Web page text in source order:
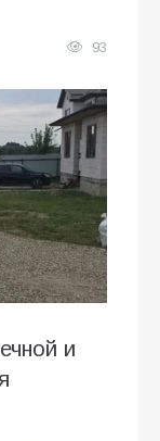
93
и